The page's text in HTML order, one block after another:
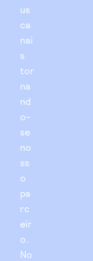
us
ca
nai
s
tor
na
nd
o-
se
no
ss
o
pa
rc
eir
o.
No